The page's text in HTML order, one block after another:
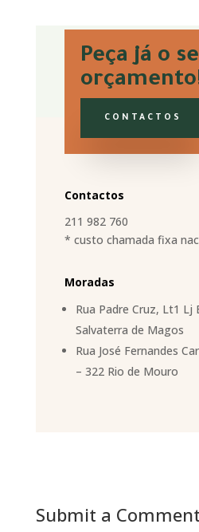
Peça já o
CONTACTOS
Contactos
211 982 760
* custo chamada fixa
Moradas
Rua Padre Cruz, Lt1 Lj
Salvaterra de Magos
Rua José Fernandes
– 322 Rio de Mouro
Submit a Comment